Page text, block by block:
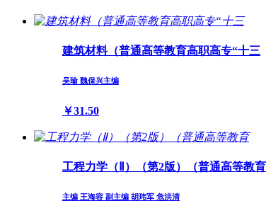
建筑材料（普通高等教育高职高专“十三
吴瑜 魏保兴主编
￥31.50
工程力学（Ⅱ）（第2版）（普通高等教育
主编 王海容 副主编 胡玮军 危洪清